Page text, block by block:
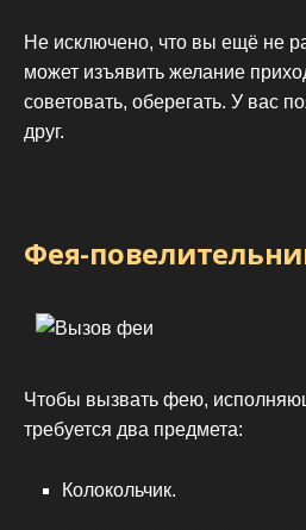
Не исключено, что вы ещё не
может изъявить желание
советовать, оберегать. У вас
друг.
Фея-
Чтобы вызвать фею,
требуется два предмета:
Колокольчик.